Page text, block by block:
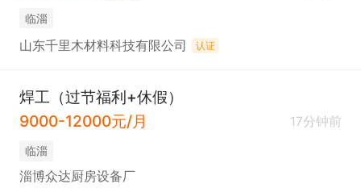
临淄
山东千里木材料科技有限公司 认证
焊工（过节福利+休假）
9000-12000元/月
17分钟前
临淄
淄博众达厨房设备厂